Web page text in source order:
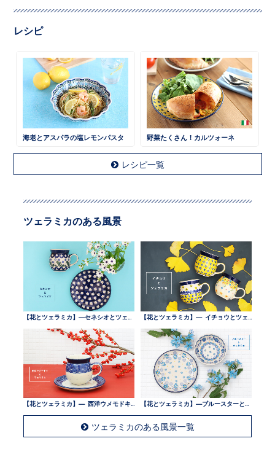
レシピ
海老とアスパラの塩レモンパスタ 野菜たくさん！カルツォーネ
レシピ一覧
ツェラミカのある風景
ツェラミカのある風景一覧